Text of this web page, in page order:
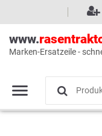
www.
Marken-Ersatzeile -